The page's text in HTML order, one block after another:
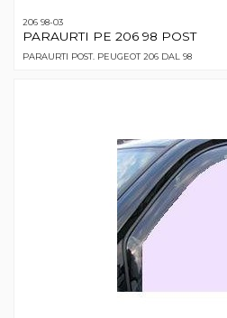
206 98-03
PARAURTI PE 206 98 POST
PARAURTI POST. PEUGEOT 206 DAL 98